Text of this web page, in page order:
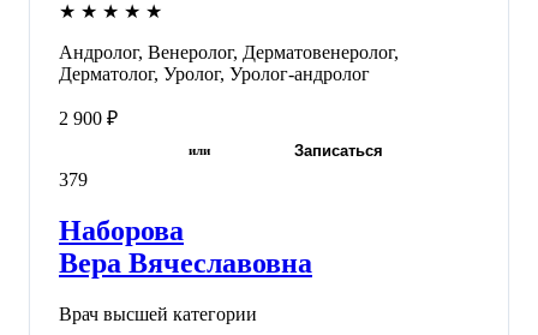
★ ★ ★ ★ ★
Андролог, Венеролог, Дерматовенеролог,
Дерматолог, Уролог, Уролог-андролог
2 900 ₽
или Записаться
379
Наборова
Вера Вячеславовна
Врач высшей категории